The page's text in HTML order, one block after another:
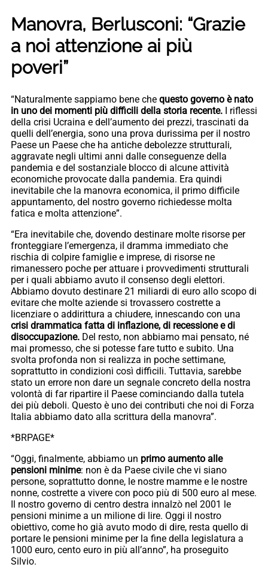
Manovra, Berlusconi: “Grazie
a noi attenzione ai più
poveri”
“Naturalmente sappiamo bene che questo governo è nato
in uno dei momenti più difficili della storia recente. I riflessi
della crisi Ucraina e dell’aumento dei prezzi, trascinati da
quelli dell’energia, sono una prova durissima per il nostro
Paese un Paese che ha antiche debolezze strutturali,
aggravate negli ultimi anni dalle conseguenze della
pandemia e del sostanziale blocco di alcune attività
economiche provocate dalla pandemia. Era quindi
inevitabile che la manovra economica, il primo difficile
appuntamento, del nostro governo richiedesse molta
fatica e molta attenzione”.
“Era inevitabile che, dovendo destinare molte risorse per
fronteggiare l’emergenza, il dramma immediato che
rischia di colpire famiglie e imprese, di risorse ne
rimanessero poche per attuare i provvedimenti strutturali
per i quali abbiamo avuto il consenso degli elettori.
Abbiamo dovuto destinare 21 miliardi di euro allo scopo di
evitare che molte aziende si trovassero costrette a
licenziare o addirittura a chiudere, innescando con una
crisi drammatica fatta di inflazione, di recessione e di
disoccupazione. Del resto, non abbiamo mai pensato, né
mai promesso, che si potesse fare tutto e subito. Una
svolta profonda non si realizza in poche settimane,
soprattutto in condizioni così difficili. Tuttavia, sarebbe
stato un errore non dare un segnale concreto della nostra
volontà di far ripartire il Paese cominciando dalla tutela
dei più deboli. Questo è uno dei contributi che noi di Forza
Italia abbiamo dato alla scrittura della manovra”.
*BRPAGE*
“Oggi, finalmente, abbiamo un primo aumento alle
pensioni minime: non è da Paese civile che vi siano
persone, soprattutto donne, le nostre mamme e le nostre
nonne, costrette a vivere con poco più di 500 euro al mese.
Il nostro governo di centro destra innalzò nel 2001 le
pensioni minime a un milione di lire. Oggi il nostro
obiettivo, come ho già avuto modo di dire, resta quello di
portare le pensioni minime per la fine della legislatura a
1000 euro, cento euro in più all’anno”, ha proseguito
Silvio.